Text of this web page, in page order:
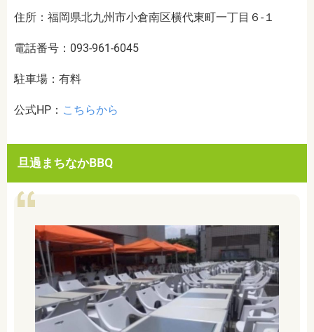
住所：福岡県北九州市小倉南区横代東町一丁目６-１
電話番号：093-961-6045
駐車場：有料
公式HP： こちらから
旦過まちなかBBQ